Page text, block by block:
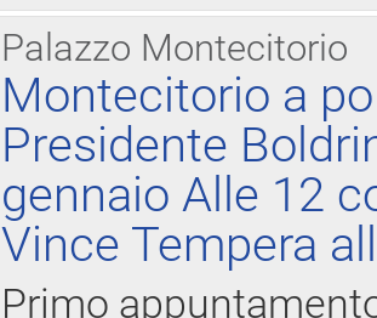
Palazzo Montecitorio
Montecitorio a
Presidente
gennaio Alle 12
Vince Tempera
Primo